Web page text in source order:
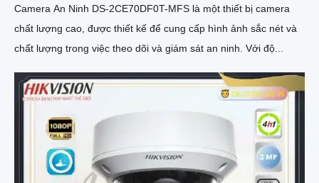
Camera An Ninh DS-2CE70DF0T-MFS là một thiết bị camera
chất lượng cao, được thiết kế để cung cấp hình ảnh sắc nét và
chất lượng trong việc theo dõi và giám sát an ninh. Với độ...